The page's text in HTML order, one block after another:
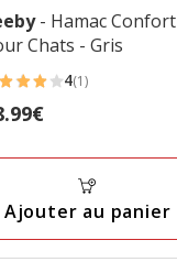
- Hamac Confort
Chats - Gris
4(1)
Ajouter au panier